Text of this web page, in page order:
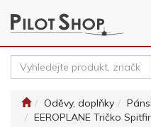
Oděvy, doplňky
EEROPLANE Tričko